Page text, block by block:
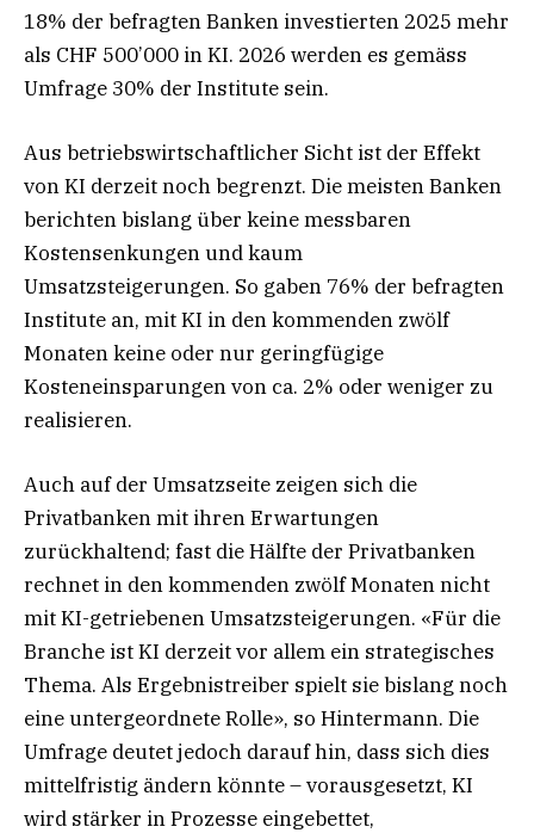
18% der befragten Banken investierten 2025 mehr
als CHF 500’000 in KI. 2026 werden es gemäss
Umfrage 30% der Institute sein.
Aus betriebswirtschaftlicher Sicht ist der Effekt
von KI derzeit noch begrenzt. Die meisten Banken
berichten bislang über keine messbaren
Kostensenkungen und kaum
Umsatzsteigerungen. So gaben 76% der befragten
Institute an, mit KI in den kommenden zwölf
Monaten keine oder nur geringfügige
Kosteneinsparungen von ca. 2% oder weniger zu
realisieren.
Auch auf der Umsatzseite zeigen sich die
Privatbanken mit ihren Erwartungen
zurückhaltend; fast die Hälfte der Privatbanken
rechnet in den kommenden zwölf Monaten nicht
mit KI-getriebenen Umsatzsteigerungen. «Für die
Branche ist KI derzeit vor allem ein strategisches
Thema. Als Ergebnistreiber spielt sie bislang noch
eine untergeordnete Rolle», so Hintermann. Die
Umfrage deutet jedoch darauf hin, dass sich dies
mittelfristig ändern könnte – vorausgesetzt, KI
wird stärker in Prozesse eingebettet,